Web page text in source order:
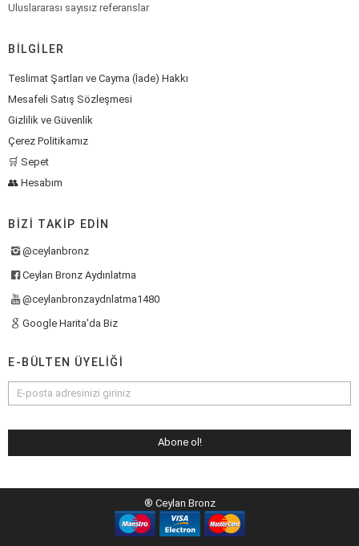
Uluslararası sayısız referanslar
BILGILER
Teslimat Şartları ve Cayma (İade) Hakkı
Mesafeli Satış Sözleşmesi
Gizlilik ve Güvenlik
Çerez Politikamız
🛒 Sepet
👥 Hesabım
BIZI TAKIP EDIN
@ceylanbronz
Ceylan Bronz Aydınlatma
@ceylanbronzaydnlatma1480
Google Harita'da Biz
E-BÜLTEN ÜYELIĞI
® Ceylan Bronz